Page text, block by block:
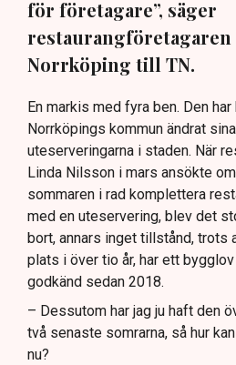
för företagare”, säger
restaurangföretagaren
Norrköping till TN.
En markis med fyra ben. Den
Norrköpings kommun ändrat
uteserveringarna i staden. När
Linda Nilsson i mars ansökte
sommaren i rad komplettera
med en uteservering, blev det
bort, annars inget tillstånd, trots
plats i över tio år, har ett
godkänd sedan 2018.
– Dessutom har jag ju haft den
två senaste somrarna, så hur
nu?